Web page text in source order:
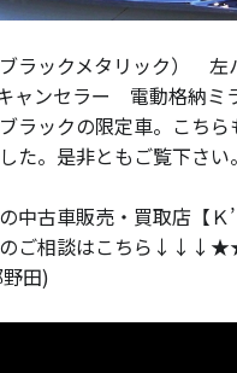
ラックメタリック）
ャンセラー 電動格納ミ
ラックの限定車。こち
。是非ともご覧下さい。
中古車販売・買取店【Ｋ’
ご相談はこちら
田)